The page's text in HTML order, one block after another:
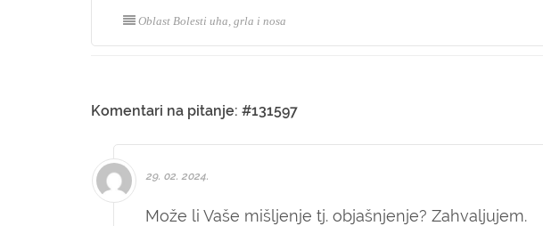
Oblast Bolesti uha, grla i nosa
Komentari na pitanje: #131597
29. 02. 2024.
Može li Vaše mišljenje tj. objašnjenje? Zahvaljujem.